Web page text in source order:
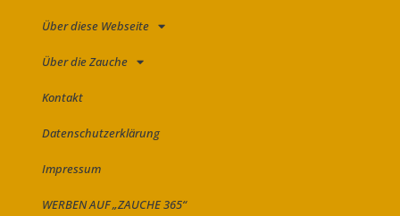
Über diese Webseite
Über die Zauche
Kontakt
Datenschutzerklärung
Impressum
WERBEN AUF „ZAUCHE 365“